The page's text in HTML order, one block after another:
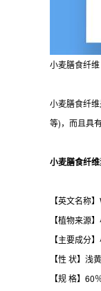
小麦膳食纤
小麦膳食纤
等)，而且具
小麦膳食纤
【英文名称
【植物来源
【主要成分
【性 状】浅
【规 格】60